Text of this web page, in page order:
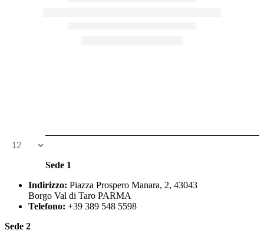
Sede 1
Indirizzo: Piazza Prospero Manara, 2, 43043
Borgo Val di Taro PARMA
Telefono: +39 389 548 5598
Sede 2